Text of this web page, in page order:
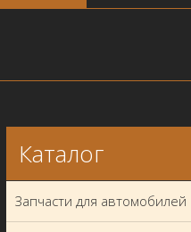
Каталог
Запчасти для автомобилей